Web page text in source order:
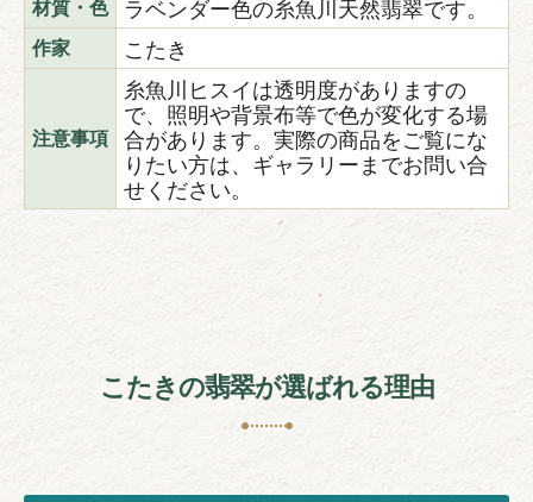
材質・色 ラベンダー色の糸魚川天然翡翠です。
作家 こたき
注意事項
糸魚川ヒスイは透明度がありますの
で、照明や背景布等で色が変化する場
合があります。実際の商品をご覧にな
りたい方は、ギャラリーまでお問い合
せください。
こたきの翡翠が選ばれる理由